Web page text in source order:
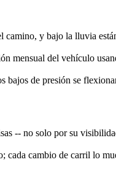
y bajo la lluvia
mensual del vehículo
de presión se
-- no solo por su
cada cambio de carril lo